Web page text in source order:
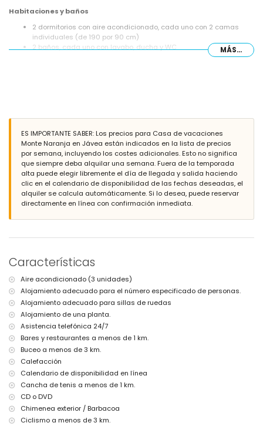
Habitaciones y baños
2 dormitorios con aire acondicionado, cada uno con 2 camas
individuales (de 190 por 90 cm)
2 baños, cada uno con lavabo, ducha y WC
barbacoa
zona de estar y comedor exterior
espacio de parking comunitario
Más información
pueblo más cercano: Jávea (a menos de 10 kilómetros de la
casa)
ribera o orilla más cercana: Mar Mediterráneo, Jávea (a menos de
3 kilómetros de la casa)
kilómetros de la casa)
de la casa)
la casa)
segundo aeropuerto más cercano: Valencia (> 100 kilómetros)
se admiten mascotas
alojamiento adaptado para sillas de ruedas
El alojamiento es muy adecuado para familias con niños
Instalaciones y servicios incluidos en el precio del alquiler de esta
casa de vacaciones
internet (WiFi)
aspiradora, plancha y tabla de planchar
ropa de cama y toallas
servicio de recepción y servicio de emergencias 24 horas
calefacción por aire y aire acondicionado
Instalaciones y servicios con cargo extra
MÁS...
ES IMPORTANTE SABER: Los precios para Casa de vacaciones
Monte Naranja en Jávea están indicados en la lista de precios
por semana, incluyendo los costes adicionales. Esto no significa
que siempre deba alquilar una semana. Fuera de la temporada
alta puede elegir libremente el día de llegada y salida haciendo
clic en el calendario de disponibilidad de las fechas deseadas, el
alquiler se calcula automáticamente. Si lo desea, puede reservar
directamente en línea con confirmación inmediata.
Características
Aire acondicionado (3 unidades)
Alojamiento adecuado para el número especificado de personas.
Alojamiento adecuado para sillas de ruedas
Alojamiento de una planta.
Asistencia telefónica 24/7
Bares y restaurantes a menos de 1 km.
Buceo a menos de 3 km.
Calefacción
Calendario de disponibilidad en línea
Cancha de tenis a menos de 1 km.
CD o DVD
Chimenea exterior / Barbacoa
Ciclismo a menos de 3 km.